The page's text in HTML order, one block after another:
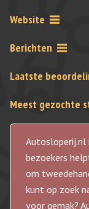
Website
Berichten
Laatste
Meest gezochte
bezoekers
om
kunt op zoek
voor gemak?